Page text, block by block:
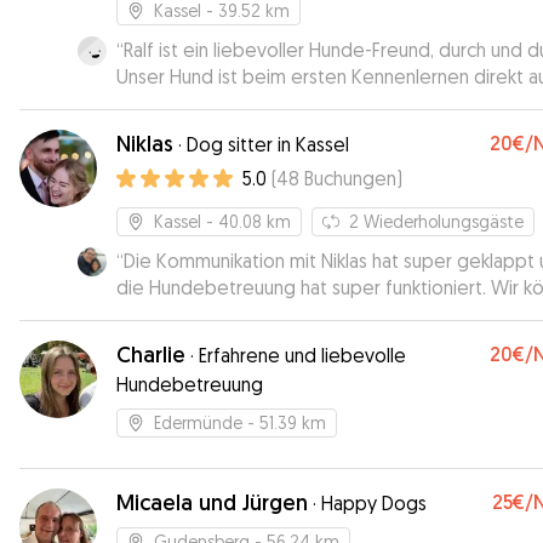
Kassel - 39.52 km
“Ralf ist ein liebevoller Hunde-Freund, durch und
Unser Hund ist beim ersten Kennenlernen direkt
zugegangen und hat nach 5 Metern an Ralfs Leine
mehr zurückgeguckt. Darüber hinaus ist Ralf total
unkompliziert und zuverlässig. Ihm würde ich
Hund jederzeit wieder anvertrauen. Sehr zu
empfehlen!”
Niklas · Dog sitter in Kassel 20€/
5.0 (48 Buchungen)
Kassel - 40.08 km 2 Wiederholungsgäste
“Die Kommunikation mit Niklas hat super geklappt
die Hundebetreuung hat super funktioniert. Wir
Niklas nur weiter empfehlen!”
Charlie · Erfahrene und liebevolle
Hundebetreuung
20€/
Edermünde - 51.39 km
Micaela und Jürgen · Happy Dogs 25€/